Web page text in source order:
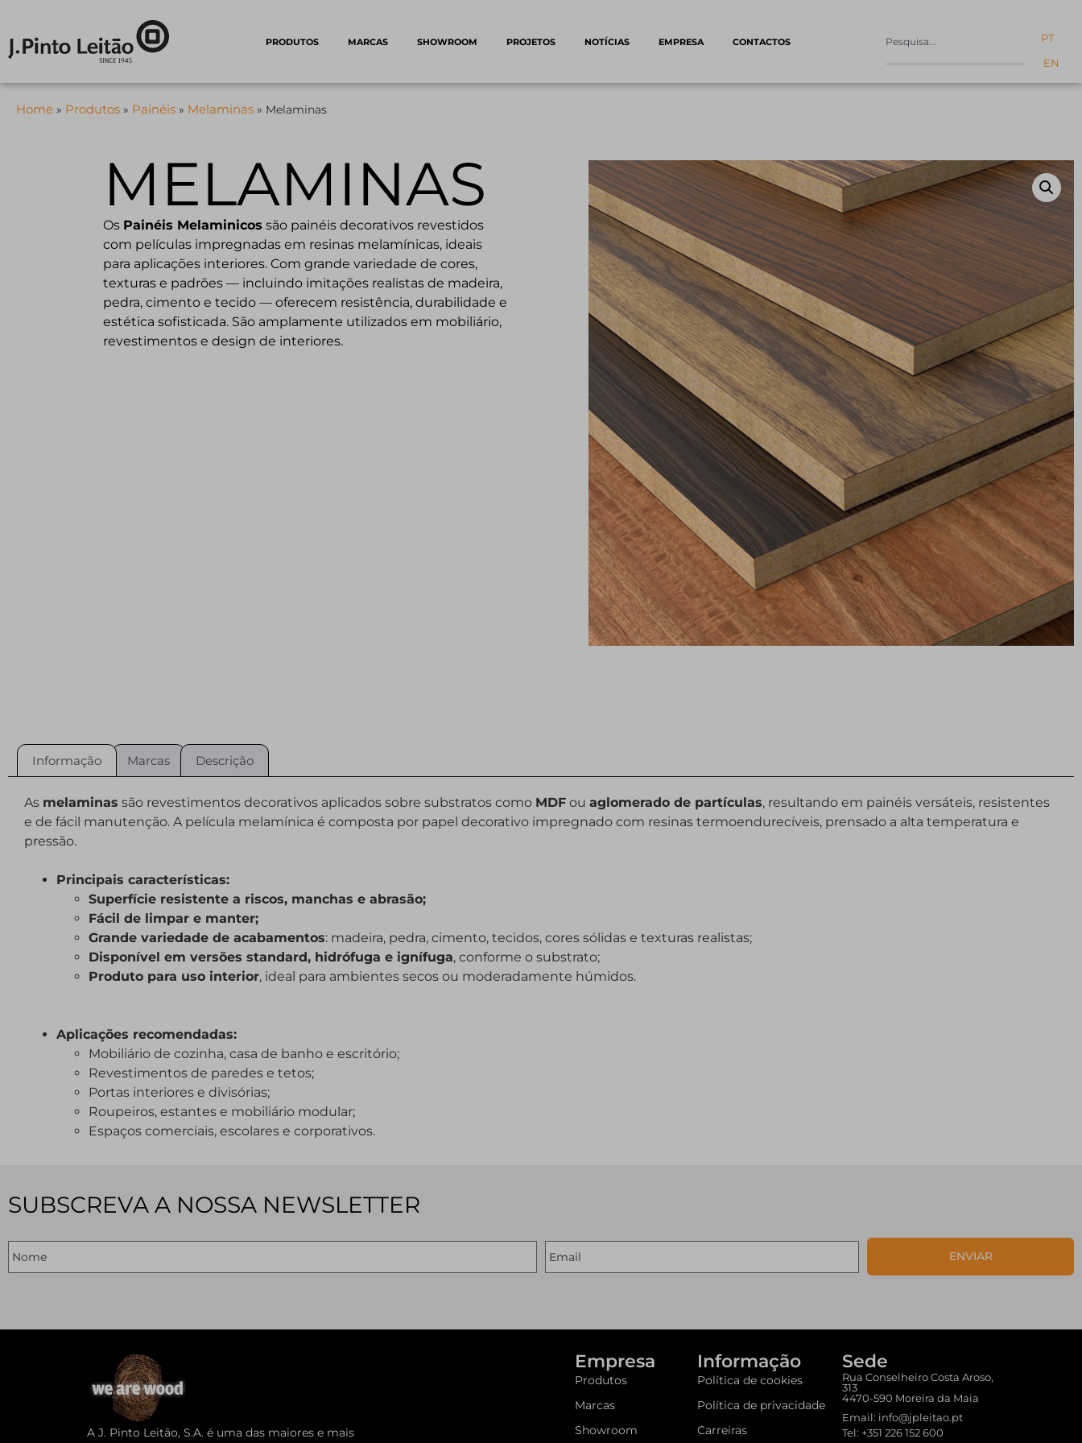
PRODUTOS MARCAS SHOWROOM PROJETOS NOTÍCIAS EMPRESA CONTACTOS
PT
EN
Home » Produtos » Painéis » Melaminas » Melaminas
MELAMINAS
Os Painéis Melaminicos são painéis decorativos revestidos
com películas impregnadas em resinas melamínicas, ideais
para aplicações interiores. Com grande variedade de cores,
texturas e padrões — incluindo imitações realistas de madeira,
pedra, cimento e tecido — oferecem resistência, durabilidade e
estética sofisticada. São amplamente utilizados em mobiliário,
revestimentos e design de interiores.
Informação Marcas Descrição
As melaminas são revestimentos decorativos aplicados sobre substratos como MDF ou aglomerado de partículas, resultando em painéis versáteis, resistentes
e de fácil manutenção. A película melamínica é composta por papel decorativo impregnado com resinas termoendurecíveis, prensado a alta temperatura e
pressão.
Principais características:
Superfície resistente a riscos, manchas e abrasão;
Fácil de limpar e manter;
Grande variedade de acabamentos: madeira, pedra, cimento, tecidos, cores sólidas e texturas realistas;
Disponível em versões standard, hidrófuga e ignífuga, conforme o substrato;
Produto para uso interior, ideal para ambientes secos ou moderadamente húmidos.
Aplicações recomendadas:
Mobiliário de cozinha, casa de banho e escritório;
Revestimentos de paredes e tetos;
Portas interiores e divisórias;
Roupeiros, estantes e mobiliário modular;
Espaços comerciais, escolares e corporativos.
SUBSCREVA A NOSSA NEWSLETTER
ENVIAR
A J. Pinto Leitão, S.A. é uma das maiores e mais
Empresa
Produtos
Marcas
Showroom
Informação
Política de cookies
Política de privacidade
Carreiras
Sede
Rua Conselheiro Costa Aroso,
313
4470-590 Moreira da Maia
Email: info@jpleitao.pt
Tel: +351 226 152 600